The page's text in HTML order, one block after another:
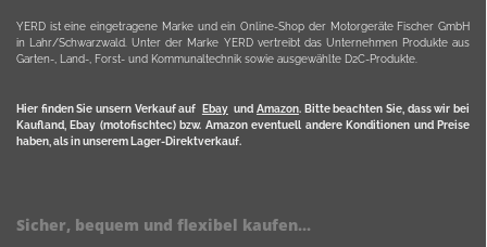
YERD ist eine eingetragene Marke und ein Online-Shop der Motorgeräte Fischer GmbH
in Lahr/Schwarzwald. Unter der Marke YERD vertreibt das Unternehmen Produkte aus
Garten-, Land-, Forst- und Kommunaltechnik sowie ausgewählte D2C-Produkte.
Hier finden Sie unsern Verkauf auf Ebayund Amazon. Bitte beachten Sie, dass wir bei
Kaufland, Ebay (motofischtec) bzw. Amazon eventuell andere Konditionen und Preise
haben, als in unserem Lager-Direktverkauf.
Sicher, bequem und flexibel kaufen...